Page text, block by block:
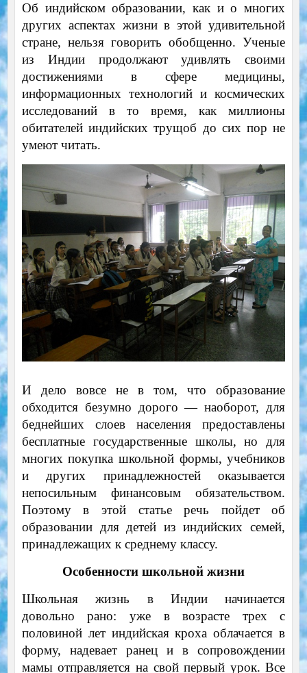
Об индийском образовании, как и о многих
других аспектах жизни в этой удивительной
стране, нельзя говорить обобщенно. Ученые
из Индии продолжают удивлять своими
достижениями в сфере медицины,
информационных технологий и космических
исследований в то время, как миллионы
обитателей индийских трущоб до сих пор не
умеют читать.
И дело вовсе не в том, что образование
обходится безумно дорого — наоборот, для
беднейших слоев населения предоставлены
бесплатные государственные школы, но для
многих покупка школьной формы, учебников
и других принадлежностей оказывается
непосильным финансовым обязательством.
Поэтому в этой статье речь пойдет об
образовании для детей из индийских семей,
принадлежащих к среднему классу.
Особенности школьной жизни
Школьная жизнь в Индии начинается
довольно рано: уже в возрасте трех с
половиной лет индийская кроха облачается в
форму, надевает ранец и в сопровождении
мамы отправляется на свой первый урок. Все